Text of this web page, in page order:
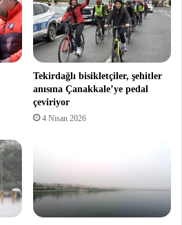
Tekirdağlı bisikletçiler, şehitler
anısına Çanakkale’ye pedal
çeviriyor
4 Nisan 2026